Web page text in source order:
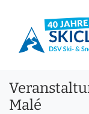
Malé